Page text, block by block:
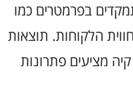
בפרמטרים כמו
הלקוחות. תוצאות
מציעים פתרונות